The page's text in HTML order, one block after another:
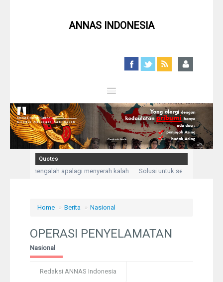
ANNAS INDONESIA
Close
Home
Profil
Berita
Pelangi
Galeri Foto
Quotes
bukan mengalah apalagi menyerah kalah
Solusi untuk setiap masalah
Home » Berita » Nasional
OPERASI PENYELAMATAN
Nasional
Redaksi ANNAS Indonesia